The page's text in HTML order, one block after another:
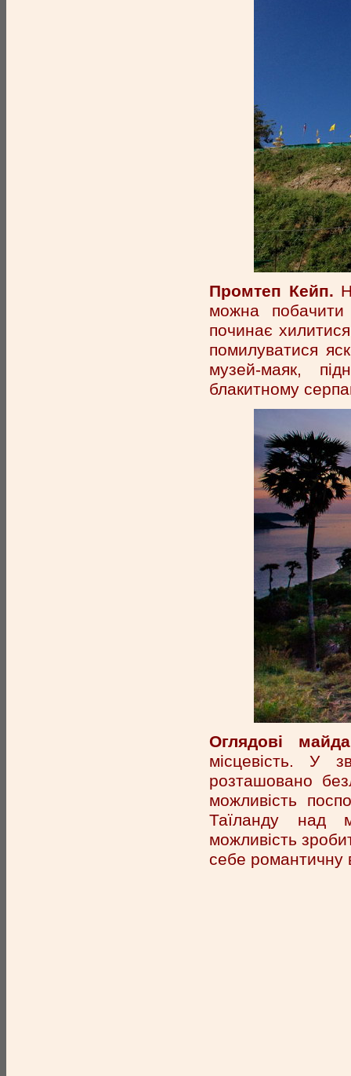
Промтеп Кейп.
можна
починає
помилуватися
музей-маяк,
блакитному
Оглядові
місцевість. У
розташовано
можливість
Таїланду над
можливість
себе романтичну